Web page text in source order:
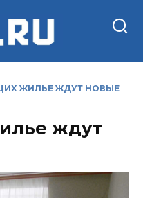
ЖИЛЬЕ ЖДУТ НОВЫЕ
ждут